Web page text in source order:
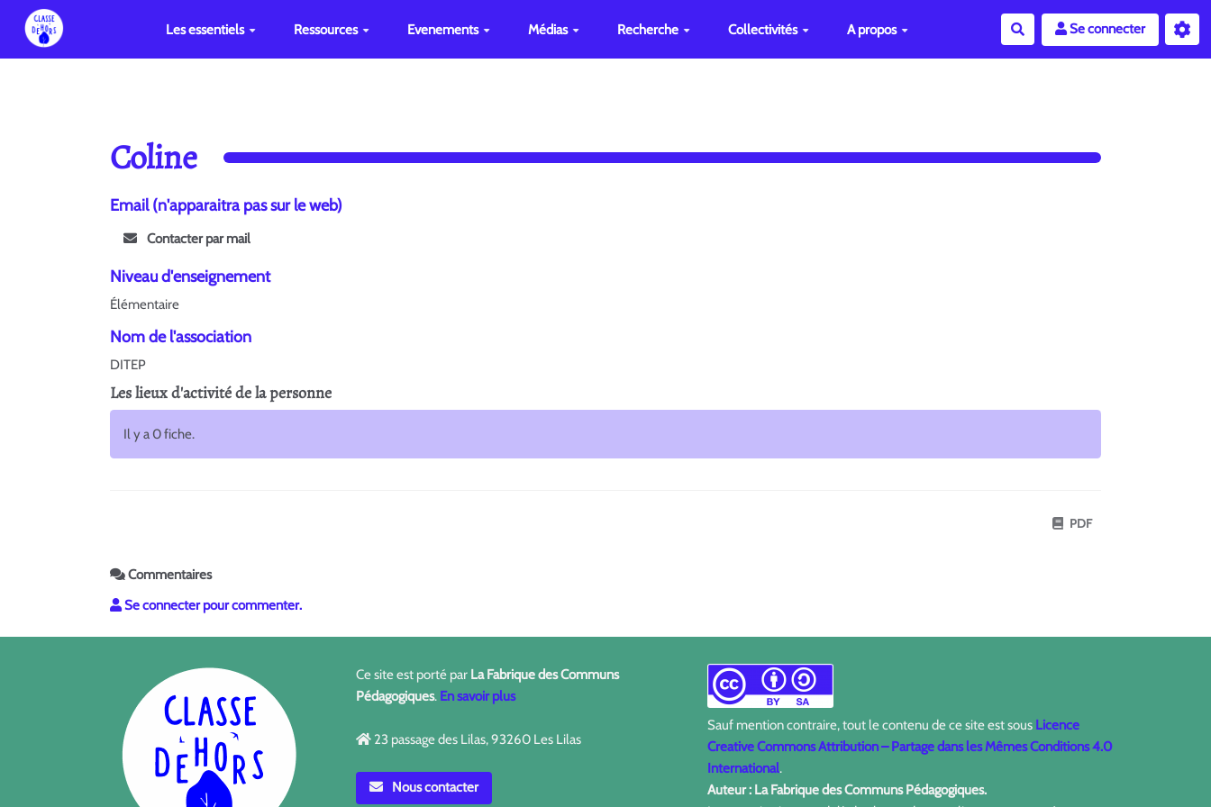
Les essentiels Ressources Evenements Médias Recherche Collectivités A propos RechercherSe connecter
Coline
Email (n'apparaitra pas sur le web)
Contacter par mail
Niveau d'enseignement
Élémentaire
Nom de l'association
DITEP
Les lieux d'activité de la personne
Il y a 0 fiche.
PDF
Commentaires
Se connecter pour commenter.
Ce site est porté par La Fabrique des Communs
Pédagogiques. En savoir plus
23 passage des Lilas, 93260 Les Lilas
Nous contacter
Sauf mention contraire, tout le contenu de ce site est sous Licence
Creative Commons Attribution – Partage dans les Mêmes Conditions 4.0
International.
Auteur : La Fabrique des Communs Pédagogiques.